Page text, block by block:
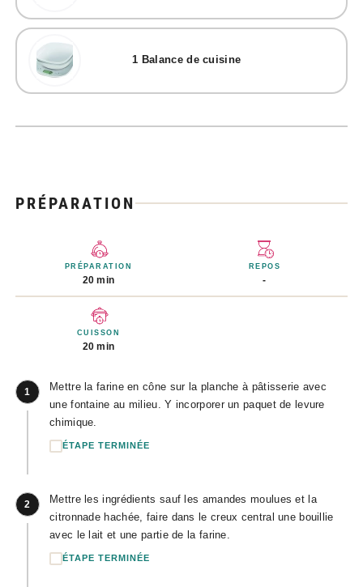
1 Balance de cuisine
PRÉPARATION
PRÉPARATION
20 min
REPOS
-
CUISSON
20 min
1
Mettre la farine en cône sur la planche à pâtisserie avec
une fontaine au milieu. Y incorporer un paquet de levure
chimique.
ÉTAPE TERMINÉE
2
Mettre les ingrédients sauf les amandes moulues et la
citronnade hachée, faire dans le creux central une bouillie
avec le lait et une partie de la farine.
ÉTAPE TERMINÉE